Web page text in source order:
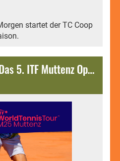
startet der TC Coop
Nur noch 60 Tage: Das 5. ITF Muttenz Open M25 steht wieder vor der Tür.